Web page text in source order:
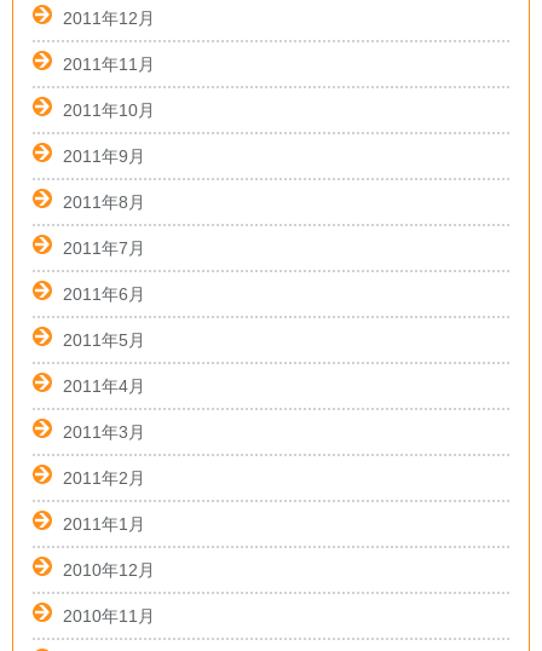
2011年12月
2011年11月
2011年10月
2011年9月
2011年8月
2011年7月
2011年6月
2011年5月
2011年4月
2011年3月
2011年2月
2011年1月
2010年12月
2010年11月